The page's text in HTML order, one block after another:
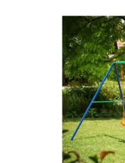
CSILLAG.